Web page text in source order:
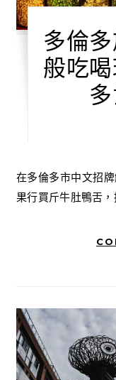
多倫
般吃
在多倫多市中文招牌觸目皆是的唐人街的餐館吃頓餃子、蔬
果行買斤牛肚鴨舌